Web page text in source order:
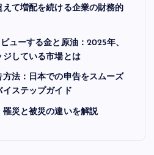
て増配を続ける企業の財務的
ューする金と原油：2025年、
ジしている市場とは
法：日本での申告をスムーズ
ステップガイド
災と被災の違いを解説